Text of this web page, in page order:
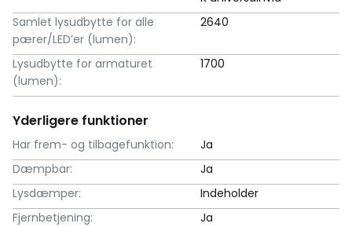
Samlet lysudbytte for alle
pærer/LED’er (lumen):
2640
Lysudbytte for armaturet
(lumen):
1700
Yderligere funktioner
Har frem- og tilbagefunktion:
Ja
Dæmpbar:
Ja
Lysdæmper:
Indeholder
Fjernbetjening:
Ja